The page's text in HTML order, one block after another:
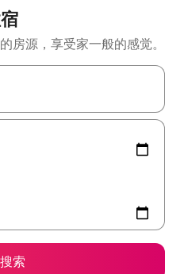
房源，享受家一般的感觉。
键查看，或通过点击或滑动手势
搜索